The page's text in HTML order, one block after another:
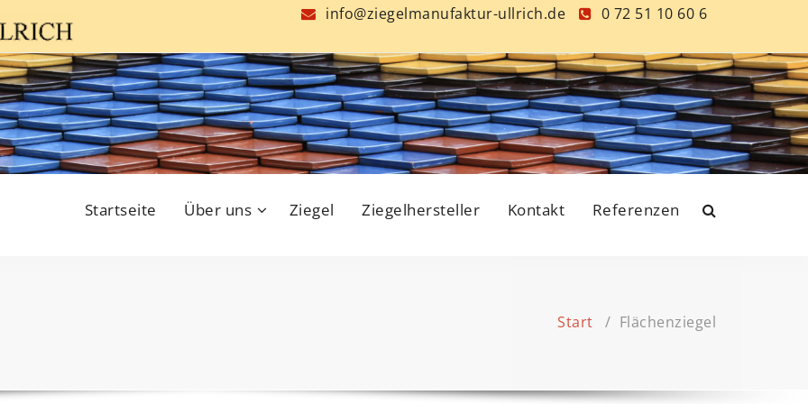
info@ziegelmanufaktur-ullrich.de 0 72 51 10 60 6
Startseite Über uns Ziegel Ziegelhersteller Kontakt Referenzen
Start / Flächenziegel